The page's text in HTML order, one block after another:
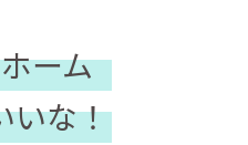
ーム
いな！